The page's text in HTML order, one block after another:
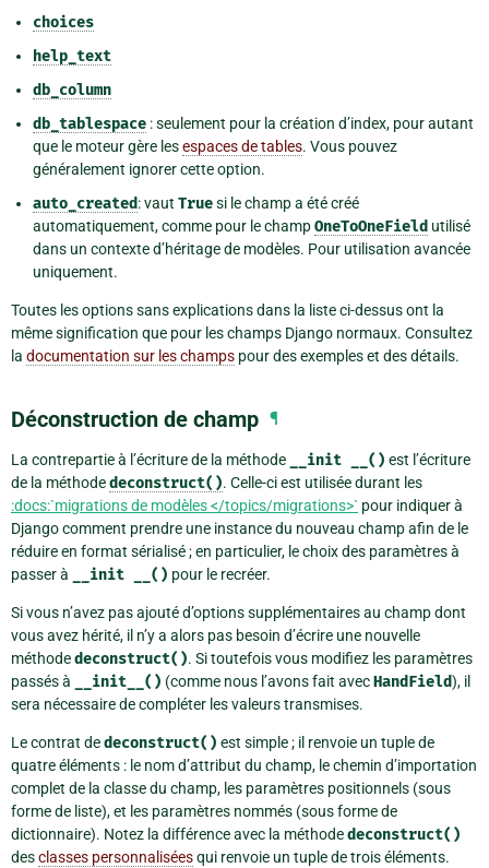
choices
help_text
db_column
db_tablespace : seulement pour la création d’index, pour autant
que le moteur gère lesespaces de tables. Vous pouvez
généralement ignorer cette option.
auto_created: vaut Truesi le champ a été créé
automatiquement, comme pour le champOneToOneField utilisé
dans un contexte d’héritage de modèles. Pour utilisation avancée
uniquement.
Toutes les options sans explications dans la liste ci-dessus ont la
même signification que pour les champs Django normaux. Consultez
la documentation sur les champs pour des exemples et des détails.
Déconstruction de champ ¶
La contrepartie à l’écriture de la méthode __init __() est l’écriture
de la méthodedeconstruct(). Celle-ci est utilisée durant les
:docs:`migrations de modèles </topics/migrations>` pour indiquer à
Django comment prendre une instance du nouveau champ afin de le
réduire en format sérialisé ; en particulier, le choix des paramètres à
passer à
__init __() pour le recréer.
Si vous n’avez pas ajouté d’options supplémentaires au champ dont
vous avez hérité, il n’y a alors pas besoin d’écrire une nouvelle
méthodedeconstruct(). Si toutefois vous modifiez les paramètres
passés à
__init__() (comme nous l’avons fait avecHandField), il
sera nécessaire de compléter les valeurs transmises.
Le contrat dedeconstruct() est simple ; il renvoie un tuple de
quatre éléments : le nom d’attribut du champ, le chemin d’importation
complet de la classe du champ, les paramètres positionnels (sous
forme de liste), et les paramètres nommés (sous forme de
dictionnaire). Notez la différence avec la méthodedeconstruct()
desclasses personnaliséesqui renvoie un tuple de trois éléments.